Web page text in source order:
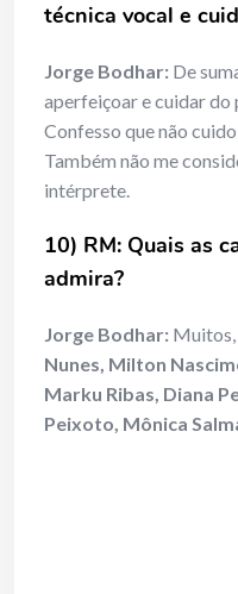
técnica vocal e
Jorge Bodhar: De
aperfeiçoar e cuidar do
Confesso que não
Também não me
intérprete.
10) RM: Quais as
admira?
Jorge Bodhar: Muitos,
Nunes, Milton
Marku Ribas, Diana
Peixoto, Mônica